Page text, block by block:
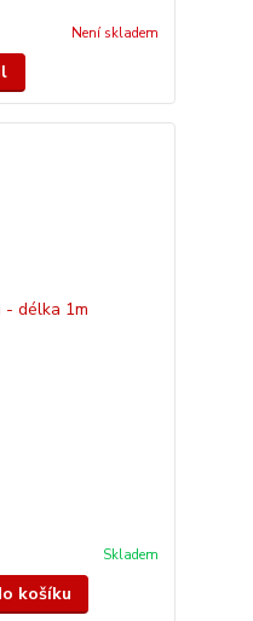
Není skladem
Skladem
košíku